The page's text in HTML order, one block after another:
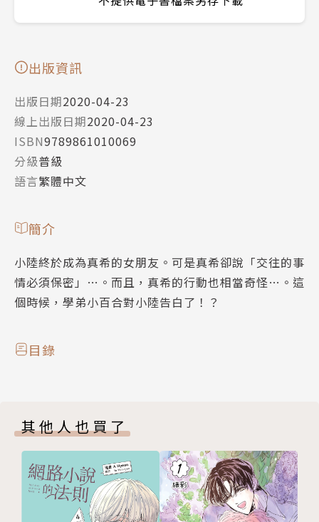
出版資訊
出版日期2020-04-23
線上出版日期2020-04-23
ISBN9789861010069
分級普級
語言繁體中文
簡介
小陸終於成為真希的女朋友。可是真希卻說「交往的事
情必須保密」…。而且，真希的行動也相當奇怪…。這
個時候，學弟小百合對小陸告白了！？
目錄
其他人也買了